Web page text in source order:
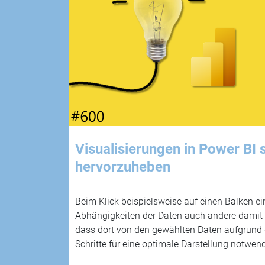
Visualisierungen in Power
hervorzuheben
Beim Klick beispielsweise auf einen Balken
Abhängigkeiten der Daten auch andere
dass dort von den gewählten Daten
Schritte für eine optimale Darstellung